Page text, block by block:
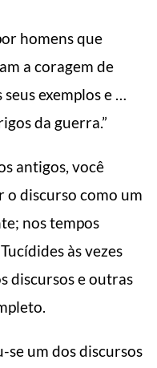
homens que
a coragem de
exemplos e …
da guerra.”
antigos, você
o discurso como um
nos tempos
às vezes
discursos e outras
se um dos discursos